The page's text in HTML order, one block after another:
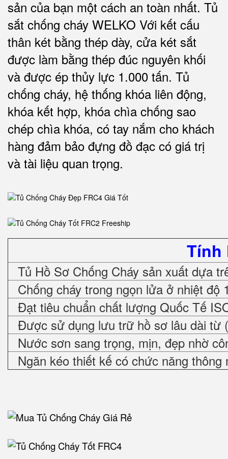
sản của bạn một cách an toàn nhất. Tủ
sắt chống cháy WELKO Với kết cấu
thân két bằng thép dày, cửa két sắt
được làm bằng thép đúc nguyên khối
và được ép thủy lực 1.000 tấn. Tủ
chống cháy, hệ thống khóa liên động,
khóa kết hợp, khóa chìa chống sao
chép chìa khóa, có tay nắm cho khách
hàng đảm bảo đựng đồ đạc có giá trị
và tài liệu quan trọng.
Tính
Tủ Hồ Sơ Chống Cháy sản xuất dựa
Chống cháy trong ngọn lửa ở nhiệt độ
Đạt tiêu chuẩn chất lượng Quốc Tế
Được sử dụng lưu trữ hồ sơ lâu dài từ
Nước sơn sang trọng, mịn, đẹp nhờ
Ngăn kéo thiết kế có chức năng